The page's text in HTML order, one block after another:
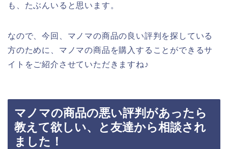
も、たぶんいると思います。
なので、今回、マノマの商品の良い評判を探している
方のために、マノマの商品を購入することができるサ
イトをご紹介させていただきますね♪
マノマの商品の悪い評判があったら
教えて欲しい、と友達から相談され
ました！